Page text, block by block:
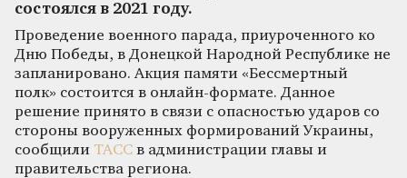
состоялся в 2021 году.
Проведение военного парада, приуроченного ко
Дню Победы, в Донецкой Народной Республике не
запланировано. Акция памяти «Бессмертный
полк» состоится в онлайн-формате. Данное
решение принято в связи с опасностью ударов со
стороны вооруженных формирований Украины,
сообщили ТАСС в администрации главы и
правительства региона.